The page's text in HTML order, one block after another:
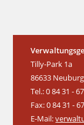
Tilly-Park 1a
86633 Neuburg
Tel.: 0 84 31 -
Fax: 0 84 31 -
E-Mail: